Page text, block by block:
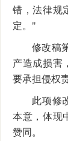
错，法律规
定。"
修改稿
产造成损害
要承担侵权
此项修
本意，体现
赞同。